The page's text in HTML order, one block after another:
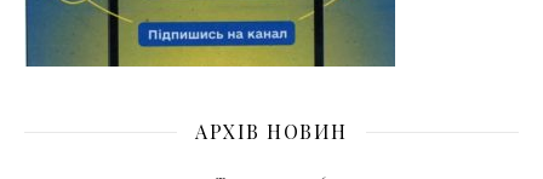
АРХІВ НОВИН